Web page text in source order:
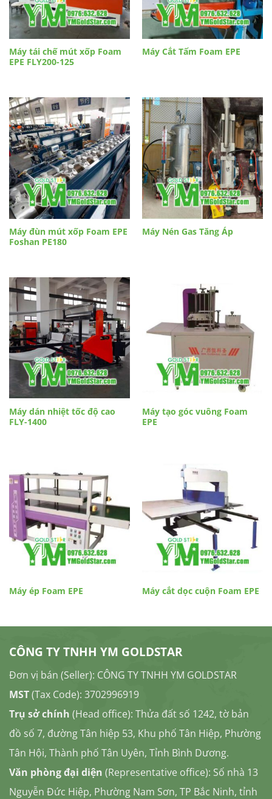
Máy tái chế mút xốp Foam
EPE FLY200-125
Máy Cắt Tấm Foam EPE
Máy đùn mút xốp Foam EPE
Foshan PE180
Máy Nén Gas Tăng Áp
Máy dán nhiệt tốc độ cao
FLY-1400
Máy tạo góc vuông Foam
EPE
Máy ép Foam EPE Máy cắt dọc cuộn Foam EPE
CÔNG TY TNHH YM GOLDSTAR
Đơn vị bán (Seller): CÔNG TY TNHH YM GOLDSTAR
MST(Tax Code): 3702996919
Trụ sở chính (Head office): Thửa đất số 1242, tờ bản
đồ số 7, đường Tân hiệp 53, Khu phố Tân Hiệp, Phường
Tân Hội, Thành phố Tân Uyên, Tỉnh Bình Dương.
Văn phòng đại diện (Representative office): Số nhà 13
Nguyễn Đức Hiệp, Phường Nam Sơn, TP Bắc Ninh, tỉnh